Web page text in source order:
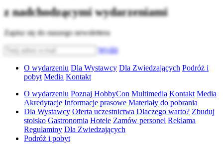
z nadchodzącymi wydarzeniami
Zapisz się do naszego newslettera
Wyślij
O wydarzeniu Dla Wystawcy Dla Zwiedzających Podróż i
pobyt Media Kontakt
O wydarzeniu Poznaj HobbyCon Multimedia Kontakt Media
Akredytacje Informacje prasowe Materiały do pobrania
Dla Wystawcy Oferta uczestnictwa Dlaczego warto? Zbuduj
stoisko Gastronomia Hotele Zamów personel Reklama
Regulaminy Dla Zwiedzających
Podróż i pobyt